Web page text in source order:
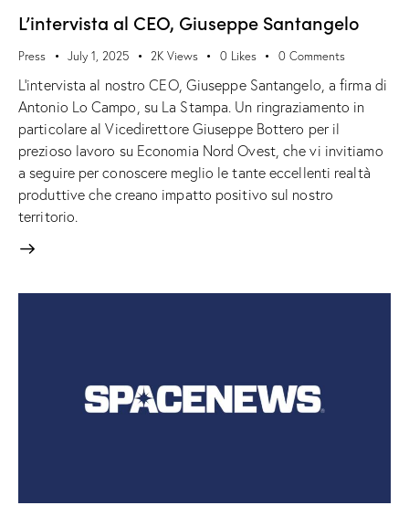
L’intervista al CEO, Giuseppe Santangelo
Press July 1, 2025 2K Views 0 Likes 0 Comments
L'intervista al nostro CEO, Giuseppe Santangelo, a firma di
Antonio Lo Campo, su La Stampa. Un ringraziamento in
particolare al Vicedirettore Giuseppe Bottero per il
prezioso lavoro su Economia Nord Ovest, che vi invitiamo
a seguire per conoscere meglio le tante eccellenti realtà
produttive che creano impatto positivo sul nostro
territorio.